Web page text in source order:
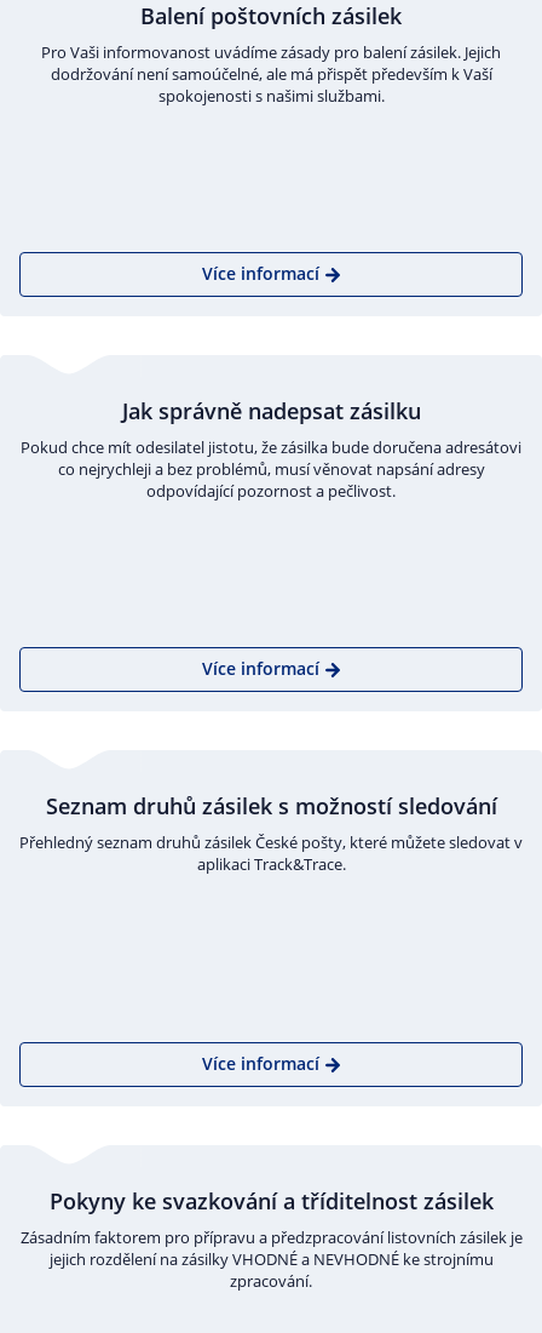
Balení poštovních zásilek
Pro Vaši informovanost uvádíme zásady pro balení zásilek. Jejich
dodržování není samoúčelné, ale má přispět především k Vaší
spokojenosti s našimi službami.
Více informací
Jak správně nadepsat zásilku
Pokud chce mít odesilatel jistotu, že zásilka bude doručena adresátovi
co nejrychleji a bez problémů, musí věnovat napsání adresy
odpovídající pozornost a pečlivost.
Více informací
Seznam druhů zásilek s možností sledování
Přehledný seznam druhů zásilek České pošty, které můžete sledovat v
aplikaci Track&Trace.
Více informací
Pokyny ke svazkování a tříditelnost zásilek
Zásadním faktorem pro přípravu a předzpracování listovních zásilek je
jejich rozdělení na zásilky VHODNÉ a NEVHODNÉ ke strojnímu
zpracování.